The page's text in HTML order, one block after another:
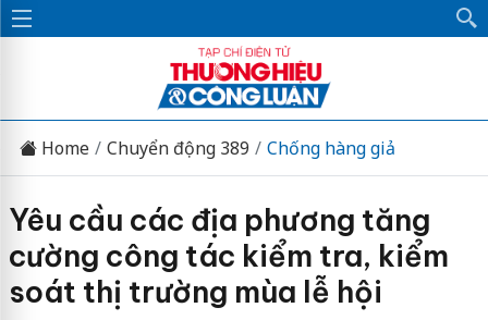
Home Chuyển động 389 Chống hàng giả
Yêu cầu các địa phương tăng
cường công tác kiểm tra, kiểm
soát thị trường mùa lễ hội